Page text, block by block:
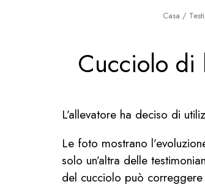
Casa /
Cucciolo di
L’allevatore ha deciso di
Le foto mostrano
solo un’altra delle
del cucciolo può